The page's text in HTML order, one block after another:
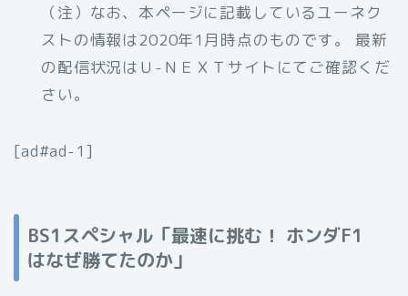
（注）なお、本ページに記載しているユーネク
ストの情報は2020年1月時点のものです。 最新
の配信状況はＵ-ＮＥＸＴサイトにてご確認くだ
さい。
[ad#ad-1]
BS1スペシャル「最速に挑む！ ホンダF1
はなぜ勝てたのか」